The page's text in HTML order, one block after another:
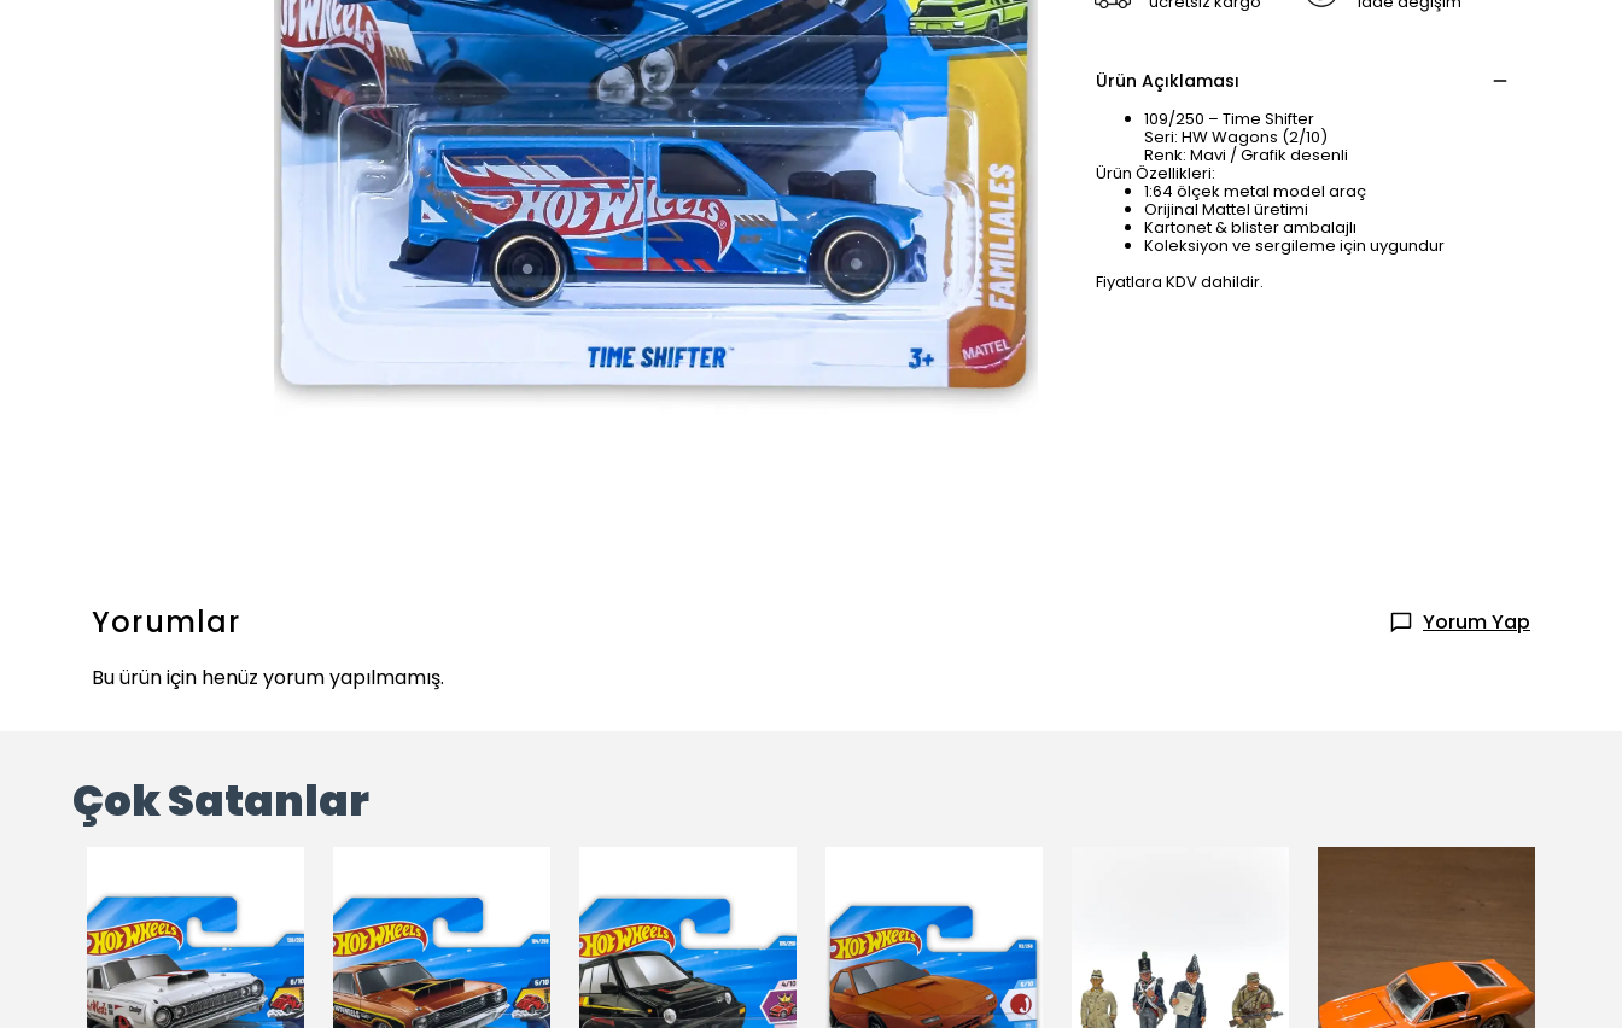
Ürün Açıklaması
109/250 – Time Shifter
Seri: HW Wagons (2/10)
Renk: Mavi / Grafik desenli
Ürün Özellikleri:
1:64 ölçek metal model araç
Orijinal Mattel üretimi
Kartonet & blister ambalajlı
Koleksiyon ve sergileme için uygundur
Fiyatlara KDV dahildir.
Yorumlar
Yorum Yap
Bu ürün için henüz yorum yapılmamış.
Çok Satanlar